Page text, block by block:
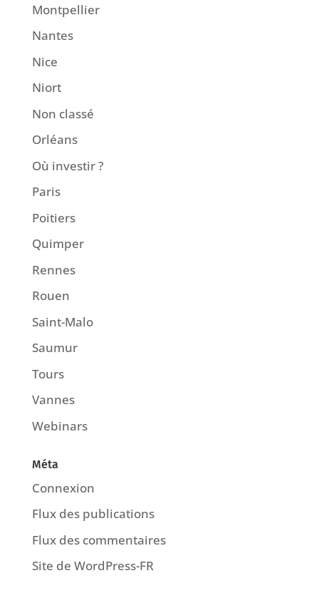
Montpellier
Nantes
Nice
Niort
Non classé
Orléans
Où investir ?
Paris
Poitiers
Quimper
Rennes
Rouen
Saint-Malo
Saumur
Tours
Vannes
Webinars
Méta
Connexion
Flux des publications
Flux des commentaires
Site de WordPress-FR